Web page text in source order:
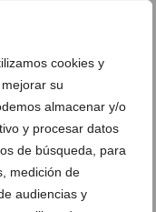
cookies y
su
almacenar y/o
y procesar datos
de búsqueda, para
medición de
audiencias y
Dénia – Clínica Doctora
Clínica Estética Castelblanque
– Clínica Doctora